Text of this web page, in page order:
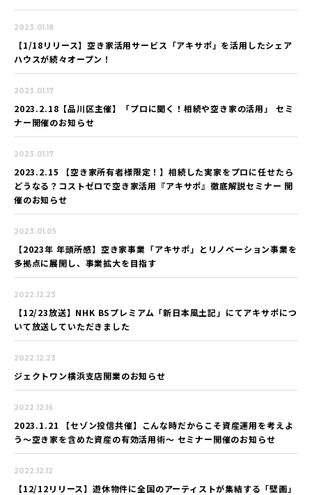
2023.01.18
【1/18リリース】空き家活用サービス「アキサポ」を活用したシェア
ハウスが続々オープン！
2023.01.17
2023.2.18【品川区主催】「プロに聞く！相続や空き家の活用」 セミ
ナー開催のお知らせ
2023.01.17
2023.2.15 【空き家所有者様限定！】相続した実家をプロに任せたら
どうなる？コストゼロで空き家活用『アキサポ』徹底解説セミナー 開
催のお知らせ
2023.01.05
【2023年 年頭所感】空き家事業「アキサポ」とリノベーション事業を
多拠点に展開し、事業拡大を目指す
2022.12.23
【12/23放送】NHK BSプレミアム「新日本風土記」にてアキサポにつ
いて放送していただきました
2022.12.23
ジェクトワン横浜支店開業のお知らせ
2022.12.16
2023.1.21 【セゾン投信共催】こんな時だからこそ資産運用を考えよ
う～空き家を含めた資産の有効活用術～ セミナー開催のお知らせ
2022.12.12
【12/12リリース】遊休物件に全国のアーティストが集結する「壁画」